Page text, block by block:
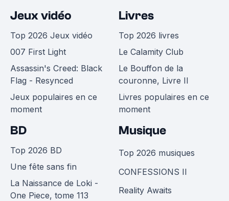
Jeux vidéo
Top 2026 Jeux vidéo
007 First Light
Assassin's Creed: Black
Flag - Resynced
Jeux populaires en ce
moment
Livres
Top 2026 livres
Le Calamity Club
Le Bouffon de la
couronne, Livre II
Livres populaires en ce
moment
BD
Top 2026 BD
Une fête sans fin
La Naissance de Loki -
One Piece, tome 113
Musique
Top 2026 musiques
CONFESSIONS II
Reality Awaits